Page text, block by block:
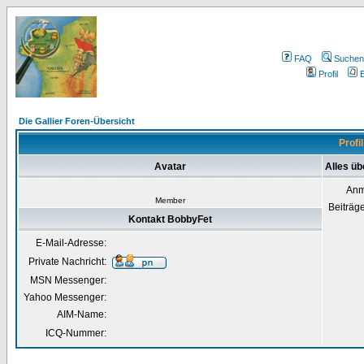
FAQ
Suchen
Profil
Die Gallier Foren-Übersicht
Avatar Alles
Member
Kontakt BobbyFet
E-Mail-Adresse:
Private Nachricht:
MSN Messenger:
Yahoo Messenger:
AIM-Name:
ICQ-Nummer: